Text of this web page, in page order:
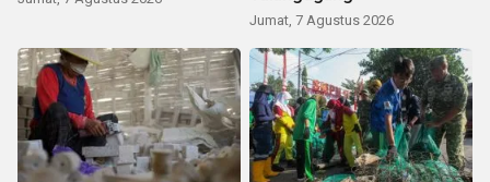
Jumat, 7 Agustus 2026